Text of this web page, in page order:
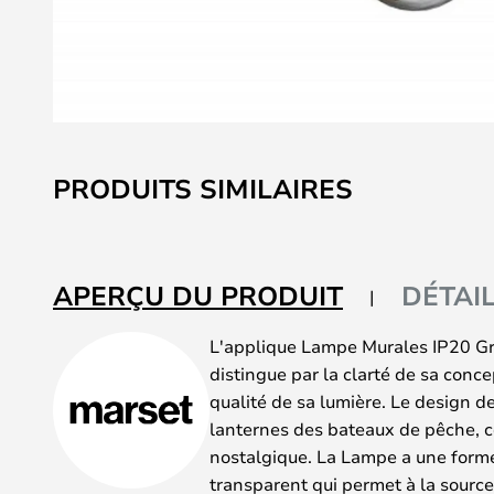
the
the
images
PRODUITS SIMILAIRES
APERÇU DU PRODUIT
L'applique Lampe Murales IP20
distingue par la clarté de sa
qualité de sa lumière. Le design
lanternes des bateaux de pêche,
nostalgique. La Lampe a une
transparent qui permet à la